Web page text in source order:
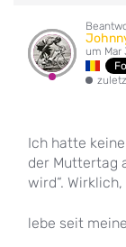
um Mar
Ich hatte
der Muttertag
wird“.
lebe seit